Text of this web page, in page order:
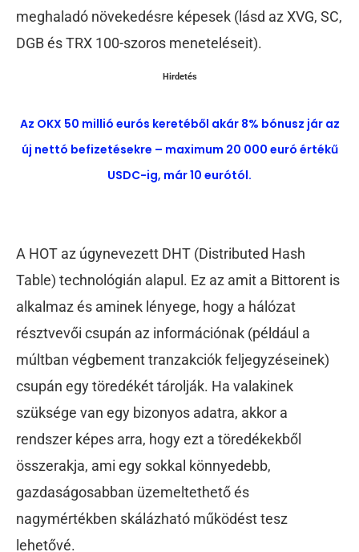
meghaladó növekedésre képesek (lásd az XVG, SC,
DGB és TRX 100-szoros meneteléseit).
Hirdetés
Az OKX 50 millió eurós keretéből akár 8% bónusz jár az
új nettó befizetésekre – maximum 20 000 euró értékű
USDC-ig, már 10 eurótól.
A HOT az úgynevezett DHT (Distributed Hash
Table) technológián alapul. Ez az amit a Bittorent is
alkalmaz és aminek lényege, hogy a hálózat
résztvevői csupán az információnak (például a
múltban végbement tranzakciók feljegyzéseinek)
csupán egy töredékét tárolják. Ha valakinek
szüksége van egy bizonyos adatra, akkor a
rendszer képes arra, hogy ezt a töredékekből
összerakja, ami egy sokkal könnyedebb,
gazdaságosabban üzemeltethető és
nagymértékben skálázható működést tesz
lehetővé.